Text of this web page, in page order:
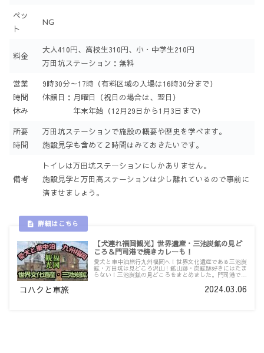
ペッ
ト
NG
料金
大人410円、高校生310円、小・中学生210円
万田坑ステーション：無料
営業
時間
休み
9時30分～17時（有料区域の入場は16時30分まで）
休館日：月曜日（祝日の場合は、翌日）
年末年始（12月29日から1月3日まで）
所要
時間
万田坑ステーションで施設の概要や歴史を学べます。
施設見学も含めて２時間はみておきたいです。
備考
トイレは万田坑ステーションにしかありません。
施設見学と万田高ステーションは少し離れているので事前に
済ませましょう。
【犬連れ福岡観光】世界遺産・三池炭鉱の見ど
ころ＆門司港で焼きカレーも！
愛犬と車中泊旅行九州福岡へ！世界文化遺産である三池炭
鉱・万田坑は見どころ沢山！鉱山跡・炭鉱跡好きにはたま
らない！三池炭鉱の見どころをまとめました。門司港で犬
コハクと車旅 2024.03.06